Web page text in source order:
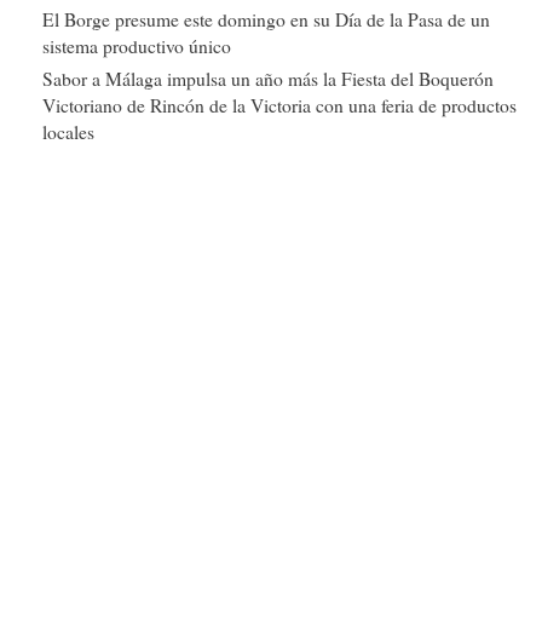
El Borge presume este domingo en su Día de la Pasa de un
sistema productivo único
Sabor a Málaga impulsa un año más la Fiesta del Boquerón
Victoriano de Rincón de la Victoria con una feria de productos
locales